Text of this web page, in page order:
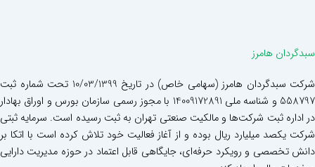
سبدگردان هامرز
شرکت سبدگردان هامرز (سهامی خاص) در تاریخ 10/03/1399 تحت شماره ثبت
558797 و شناسه ملی 14009172891 با مجوز رسمی سازمان بورس و اوراق بهادار
در اداره ثبت شرکت‌ها و مالکیت صنعتی تهران به ثبت رسیده است. سرمایه ثبتی
شرکت یکصد میلیارد ریال بوده و از آغاز فعالیت خود تلاش کرده است با اتکا بر
دانش تخصصی و رویکرد حرفه‌ای، جایگاهی قابل اعتماد در حوزه مدیریت دارایی